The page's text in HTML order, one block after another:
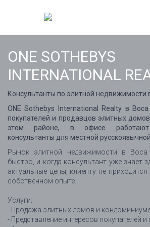
ONE SOTHEBYS
INTERNATIONAL
Консультанты по элитной недвижимости
ONE Sothebys International Realty в
покупателей и продавцов элитных
этом районе, в офисе работают
консультанты для местной
Рынок элитной недвижимости в Boca
быстро, и когда консультант уже знает
актуальные цены, клиенту не
собственном опыте.
Услуги:
- Продажа элитных домов и
- Представление интересов покупателей